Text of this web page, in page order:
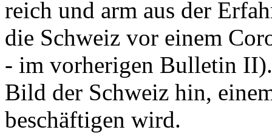
reich und arm aus der
die Schweiz vor einem
- im vorherigen Bulletin
Bild der Schweiz hin,
beschäftigen wird.